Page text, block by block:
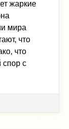
жаркие
мира
что
что
спор с